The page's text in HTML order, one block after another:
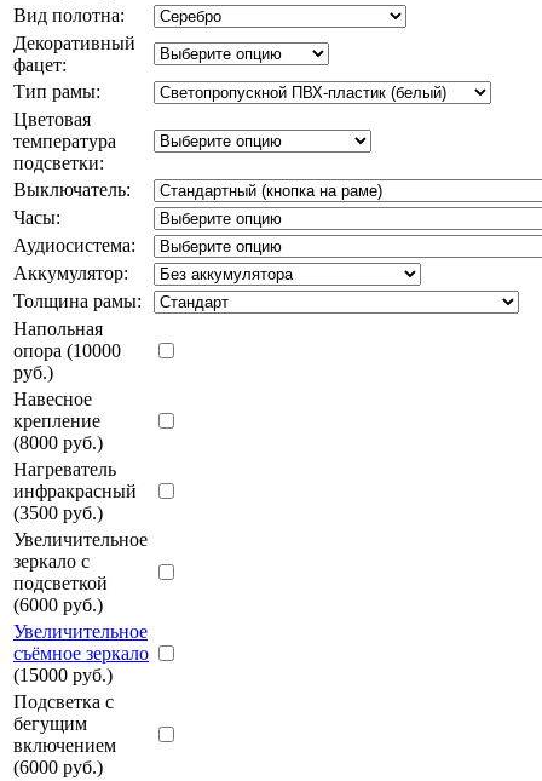
Вид полотна:
Декоративный
фацет:
Тип рамы:
Цветовая
температура
подсветки:
Выключатель:
Часы:
Аудиосистема:
Аккумулятор:
Толщина рамы:
Напольная
опора (10000
руб.)
Навесное
крепление
(8000 руб.)
Нагреватель
инфракрасный
(3500 руб.)
Увеличительное
зеркало с
подсветкой
(6000 руб.)
Увеличительное
съёмное зеркало
(15000 руб.)
Подсветка с
бегущим
включением
(6000 руб.)